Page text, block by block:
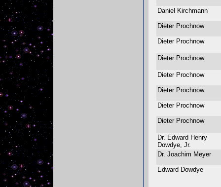
Daniel Kirchmann
Dieter Prochnow
Dieter Prochnow
Dieter Prochnow
Dieter Prochnow
Dieter Prochnow
Dieter Prochnow
Dieter Prochnow
Dr. Edward Henry
Dowdye, Jr.
Dr. Joachim Meyer
Edward Dowdye